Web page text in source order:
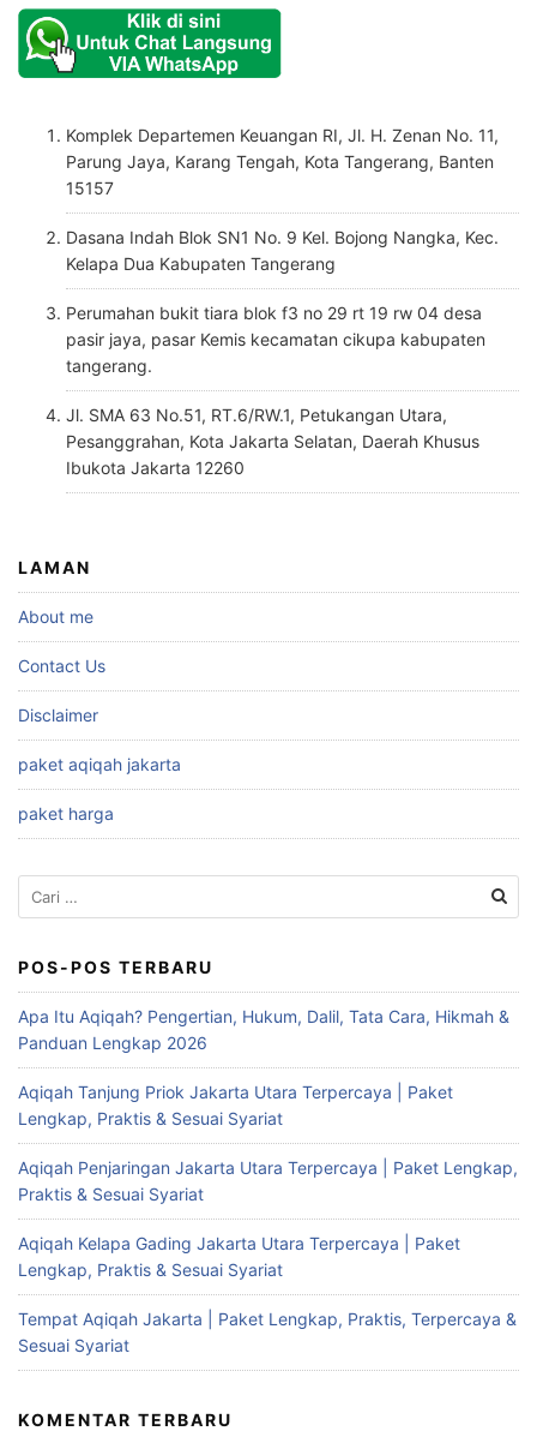
Komplek Departemen Keuangan RI, Jl. H. Zenan No. 11,
Parung Jaya, Karang Tengah, Kota Tangerang, Banten
15157
Dasana Indah Blok SN1 No. 9 Kel. Bojong Nangka, Kec.
Kelapa Dua Kabupaten Tangerang
Perumahan bukit tiara blok f3 no 29 rt 19 rw 04 desa
pasir jaya, pasar Kemis kecamatan cikupa kabupaten
tangerang.
Jl. SMA 63 No.51, RT.6/RW.1, Petukangan Utara,
Pesanggrahan, Kota Jakarta Selatan, Daerah Khusus
Ibukota Jakarta 12260
LAMAN
About me
Contact Us
Disclaimer
paket aqiqah jakarta
paket harga
Cari
untuk:
POS-POS TERBARU
Apa Itu Aqiqah? Pengertian, Hukum, Dalil, Tata Cara, Hikmah &
Panduan Lengkap 2026
Aqiqah Tanjung Priok Jakarta Utara Terpercaya | Paket
Lengkap, Praktis & Sesuai Syariat
Aqiqah Penjaringan Jakarta Utara Terpercaya | Paket Lengkap,
Praktis & Sesuai Syariat
Aqiqah Kelapa Gading Jakarta Utara Terpercaya | Paket
Lengkap, Praktis & Sesuai Syariat
Tempat Aqiqah Jakarta | Paket Lengkap, Praktis, Terpercaya &
Sesuai Syariat
KOMENTAR TERBARU